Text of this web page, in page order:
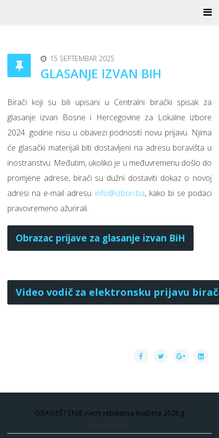
15 SEPTEMBAR 2025
GLASANJE IZVAN BIH
Birači koji su bili upisani u Centralni birački spisak za
glasanje izvan Bosne i Hercegovine za Lokalne izbore
2024. godine nisu u obavezi podnositi novu prijavu. Njima
će glasački materijali biti dostavljeni na adresu boravišta u
inostranstvu. Međutim, ukoliko je u međuvremenu došlo do
promjene adrese, birači su dužni dostaviti dokaz o novoj
adresi na e-mail adresu info@izbori.ba, kako bi se podaci
pravovremeno ažurirali.
Obrazac prijave za glasanјe izvan BiH
Video vodič za elektronsku prijavu
OBAVJEŠTENJE-nacrt rebalansa budžeta 2026.g